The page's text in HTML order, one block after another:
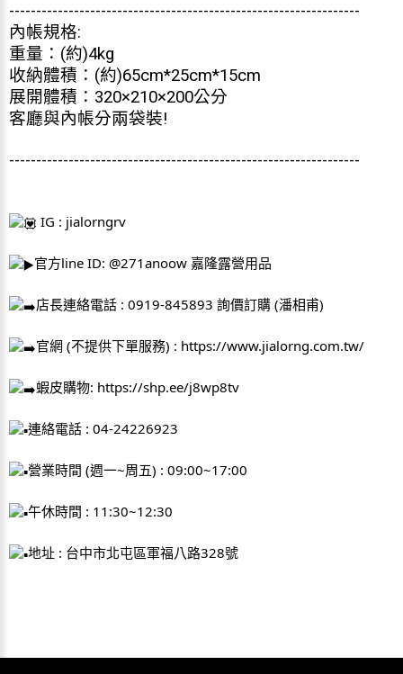
-----------------------------------------------------------------
內帳規格:
重量：(約)4kg
收納體積：(約)65cm*25cm*15cm
展開體積：320×210×200公分
客廳與內帳分兩袋裝!
-----------------------------------------------------------------
IG : jialorngrv
官方line ID: @271anoow 嘉隆露營用品
店長連絡電話 : 0919-845893 詢價訂購 (潘相甫)
官網 (不提供下單服務) : https://www.jialorng.com.tw/
蝦皮購物: https://shp.ee/j8wp8tv
連絡電話 : 04-24226923
營業時間 (週一~周五) : 09:00~17:00
午休時間 : 11:30~12:30
地址 : 台中市北屯區軍福八路328號